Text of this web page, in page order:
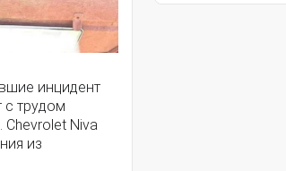
инцидент
с трудом
Chevrolet Niva
из